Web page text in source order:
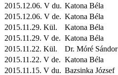
2015.12.06. V du. Katona Béla
2015.12.06. V de. Katona Béla
2015.11.29. Kül. Katona Béla
2015.11.29. V de. Katona Béla
2015.11.22. Kül. Dr. Móré Sándor
2015.11.22. V de. Katona Béla
2015.11.15. V du. Bazsinka József